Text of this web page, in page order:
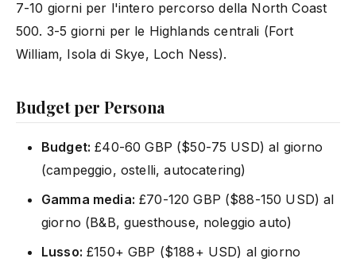
7-10 giorni per l'intero percorso della North Coast
500. 3-5 giorni per le Highlands centrali (Fort
William, Isola di Skye, Loch Ness).
Budget per Persona
Budget: £40-60 GBP ($50-75 USD) al giorno
(campeggio, ostelli, autocatering)
Gamma media: £70-120 GBP ($88-150 USD) al
giorno (B&B, guesthouse, noleggio auto)
Lusso: £150+ GBP ($188+ USD) al giorno